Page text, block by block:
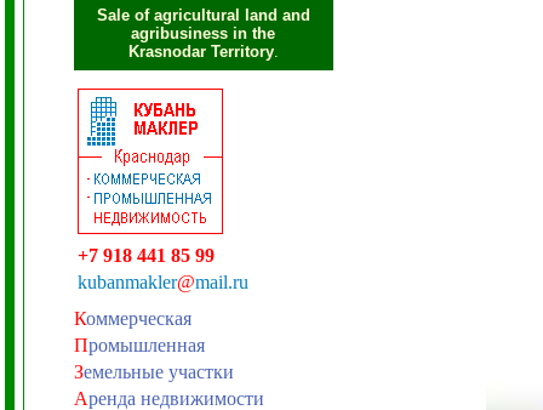
Sale of agricultural land and
agribusiness in the
Krasnodar Territory.
+7 918 441 85 99
kubanmakler@mail.ru
Коммерческая
Промышленная
Земельные участки
Аренда недвижимости